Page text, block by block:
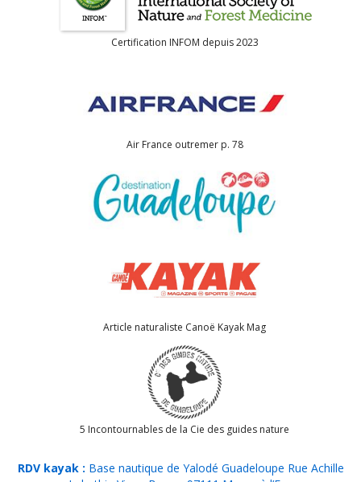
Article naturaliste Canoë Kayak Mag
Base nautique de Yalodé Guadeloupe Rue Achille
RDV Canyoning : Parking saut d’Acomat, 97116 Pointe-Noire
Liens partenaires Hébergements
CGV